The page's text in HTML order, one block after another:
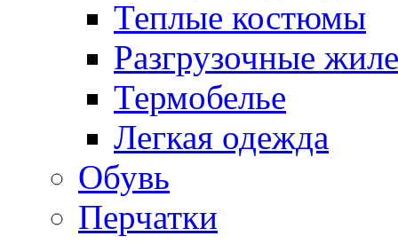
Теплые костюмы
Разгрузочные
Термобелье
Легкая одежда
Обувь
Перчатки